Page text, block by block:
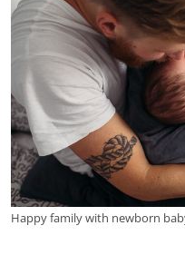
Happy family with newborn